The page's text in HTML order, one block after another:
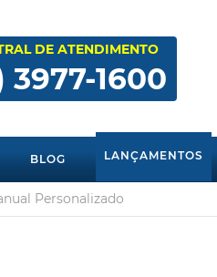
DE ATENDIMENTO
3977-1600
BLOG LANÇAMENTOS
Personalizado